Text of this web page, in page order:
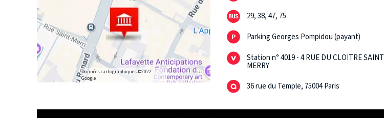
Données cartographiques ©2022
Google
29, 38, 47, 75
Parking Georges Pompidou (payant)
Station n° 4019 - 4 RUE DU CLOITRE SAINT
MERRY
36 rue du Temple, 75004 Paris